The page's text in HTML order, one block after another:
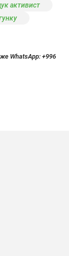
активист
WhatsApp: +996